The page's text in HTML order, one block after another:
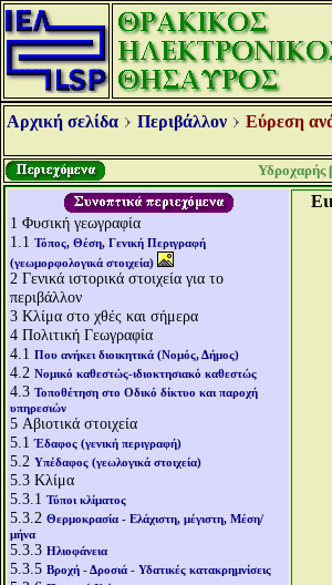
Αρχική σελίδα Περιβάλλον Εύρεση
Υδροχαρής
1 Φυσική γεωγραφία
1.1 Τόπος, Θέση, Γενική Περιγραφή
(γεωμορφολογικά στοιχεία)
2 Γενικά ιστορικά στοιχεία για το
περιβάλλον
3 Κλίμα στο χθές και σήμερα
4 Πολιτική Γεωγραφία
4.1 Που ανήκει διοικητικά (Νομός, Δήμος)
4.2 Νομικό καθεστώς-ιδιοκτησιακό καθεστώς
4.3 Τοποθέτηση στο Οδικό δίκτυο και παροχή
υπηρεσιών
5 Αβιοτικά στοιχεία
5.1Έδαφος (γενική περιγραφή)
5.2 Υπέδαφος (γεωλογικά στοιχεία)
5.3 Κλίμα
5.3.1 Τύποι κλίματος
5.3.2 Θερμοκρασία - Ελάχιστη, μέγιστη, Μέση/
μήνα
5.3.3 Ηλιοφάνεια
5.3.5 Βροχή - Δροσιά - Υδατικές κατακρημνίσεις